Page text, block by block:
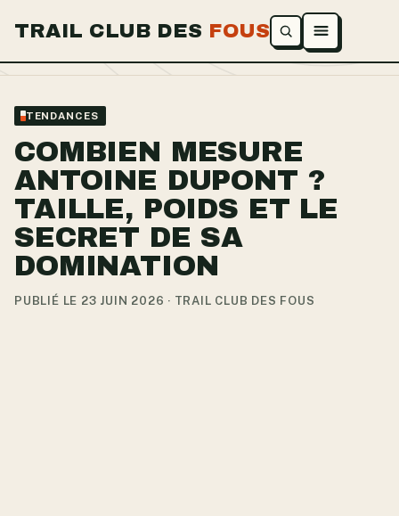
TRAIL CLUB DES FOUS Ouvrir le menu
TENDANCES
COMBIEN MESURE
ANTOINE DUPONT ?
TAILLE, POIDS ET LE
SECRET DE SA
DOMINATION
PUBLIÉ LE 23 JUIN 2026 · TRAIL CLUB DES FOUS